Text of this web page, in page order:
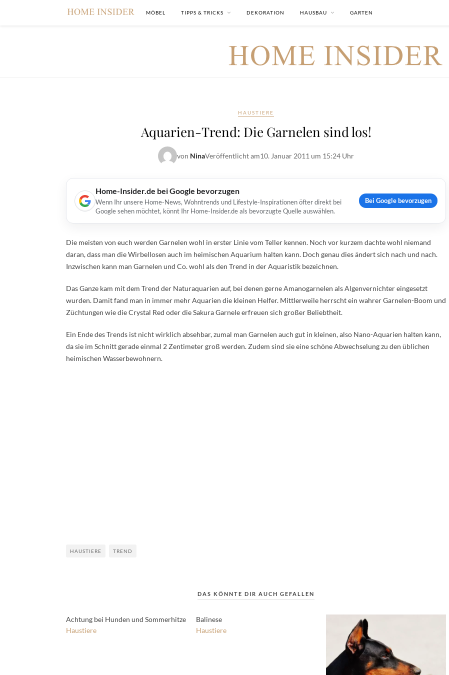
MÖBEL TIPPS & TRICKS DEKORATION HAUSBAU GARTEN
HAUSTIERE
Aquarien-Trend: Die Garnelen sind los!
von NinaVeröffentlicht am10. Januar 2011 um 15:24 Uhr
Home-Insider.de bei Google bevorzugen
Wenn Ihr unsere Home-News, Wohntrends und Lifestyle-Inspirationen öfter direkt bei
Google sehen möchtet, könnt Ihr Home-Insider.de als bevorzugte Quelle auswählen.
Bei Google bevorzugen
Die meisten von euch werden Garnelen wohl in erster Linie vom Teller kennen. Noch vor kurzem dachte wohl niemand
daran, dass man die Wirbellosen auch im heimischen Aquarium halten kann. Doch genau dies ändert sich nach und nach.
Inzwischen kann man Garnelen und Co. wohl als den Trend in der Aquaristik bezeichnen.
Das Ganze kam mit dem Trend der Naturaquarien auf, bei denen gerne Amanogarnelen als Algenvernichter eingesetzt
wurden. Damit fand man in immer mehr Aquarien die kleinen Helfer. Mittlerweile herrscht ein wahrer Garnelen-Boom und
Züchtungen wie die Crystal Red oder die Sakura Garnele erfreuen sich großer Beliebtheit.
Ein Ende des Trends ist nicht wirklich absehbar, zumal man Garnelen auch gut in kleinen, also Nano-Aquarien halten kann,
da sie im Schnitt gerade einmal 2 Zentimeter groß werden. Zudem sind sie eine schöne Abwechselung zu den üblichen
heimischen Wasserbewohnern.
HAUSTIERE TREND
DAS KÖNNTE DIR AUCH GEFALLEN
Achtung bei Hunden und Sommerhitze
Haustiere
Balinese
Haustiere